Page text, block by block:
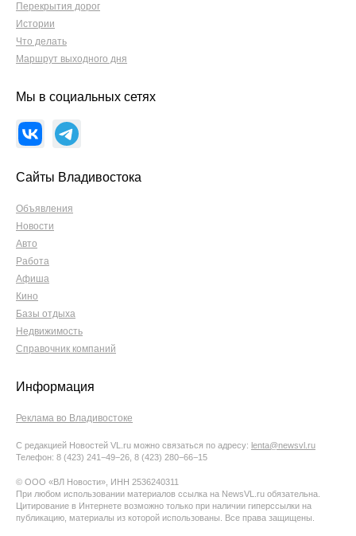
Перекрытия дорог
Истории
Что делать
Маршрут выходного дня
Мы в социальных сетях
Сайты Владивостока
Объявления
Новости
Авто
Работа
Афиша
Кино
Базы отдыха
Недвижимость
Справочник компаний
Информация
Реклама во Владивостоке
С редакцией Новостей VL.ru можно связаться по адресу: lenta@newsvl.ru
Телефон: 8 (423) 241−49−26, 8 (423) 280−66−15
© ООО «ВЛ Новости», ИНН 2536240311
При любом использовании материалов ссылка на NewsVL.ru обязательна.
Цитирование в Интернете возможно только при наличии гиперссылки на
публикацию, материалы из которой использованы. Все права защищены.